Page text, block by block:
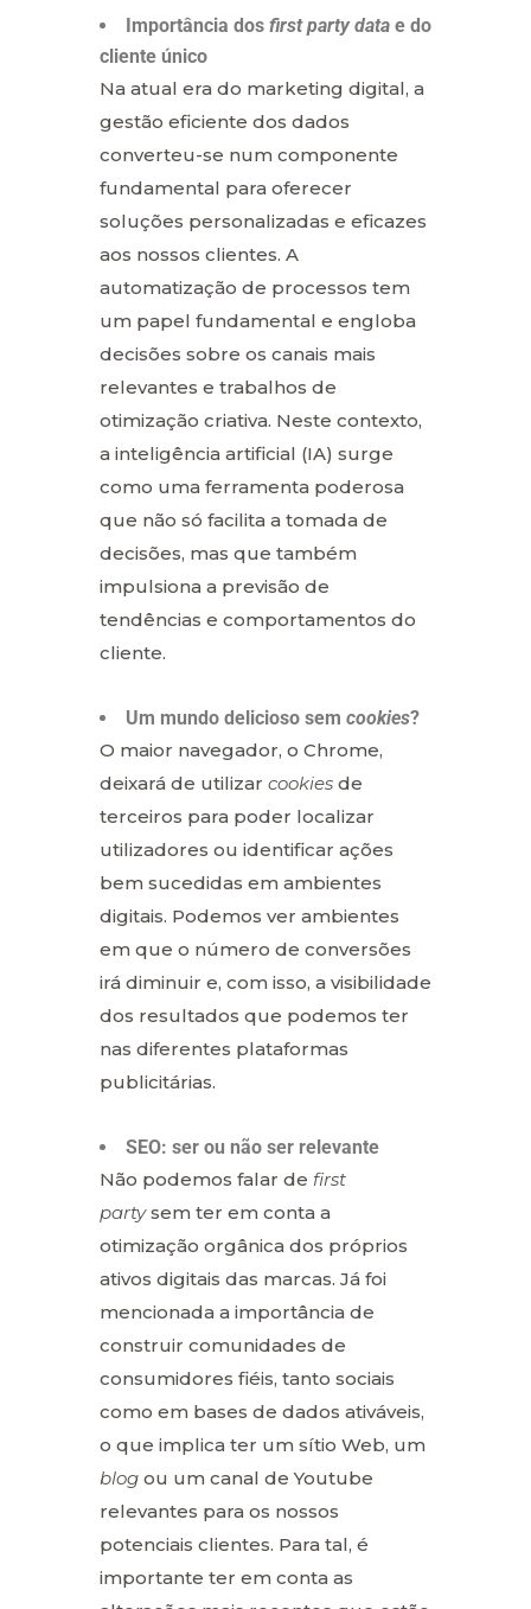
Importância dos first party data e do
cliente único
Na atual era do marketing digital, a
gestão eficiente dos dados
converteu-se num componente
fundamental para oferecer
soluções personalizadas e eficazes
aos nossos clientes. A
automatização de processos tem
um papel fundamental e engloba
decisões sobre os canais mais
relevantes e trabalhos de
otimização criativa. Neste contexto,
a inteligência artificial (IA) surge
como uma ferramenta poderosa
que não só facilita a tomada de
decisões, mas que também
impulsiona a previsão de
tendências e comportamentos do
cliente.
Um mundo delicioso sem cookies?
O maior navegador, o Chrome,
deixará de utilizar cookies de
terceiros para poder localizar
utilizadores ou identificar ações
bem sucedidas em ambientes
digitais. Podemos ver ambientes
em que o número de conversões
irá diminuir e, com isso, a visibilidade
dos resultados que podemos ter
nas diferentes plataformas
publicitárias.
SEO: ser ou não ser relevante
Não podemos falar de first
partysem ter em conta a
otimização orgânica dos próprios
ativos digitais das marcas. Já foi
mencionada a importância de
construir comunidades de
consumidores fiéis, tanto sociais
como em bases de dados ativáveis,
o que implica ter um sítio Web, um
blog ou um canal de Youtube
relevantes para os nossos
potenciais clientes. Para tal, é
importante ter em conta as